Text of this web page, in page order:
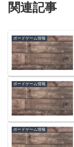
関連記事
ボードゲーム情報
ボードゲーム情報
ボードゲーム情報